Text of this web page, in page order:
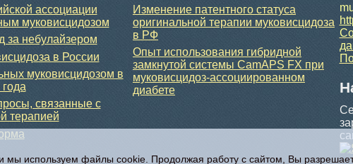
ассоциации
муковисцидозом
за небулайзером
в России
муковисцидозом в
связанные с
терапией
Изменение патентного статуса
оригинальной терапии муковисцидоза
в РФ
Опыт использования гибридной
замкнутой системы CamAPS FX при
муковисцидоз-ассоциированном
диабете
мы используем файлы cookie. Продолжая работу с сайтом, Вы